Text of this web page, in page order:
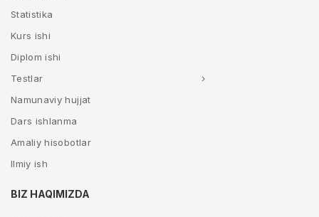
Statistika
Kurs ishi
Diplom ishi
Testlar
Namunaviy hujjat
Dars ishlanma
Amaliy hisobotlar
Ilmiy ish
BIZ HAQIMIZDA